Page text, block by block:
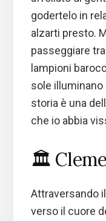
godertelo in
alzarti presto.
passeggiare
lampioni
sole
storia è una
che io abbia
🏛️
Attraversando
verso il cuore